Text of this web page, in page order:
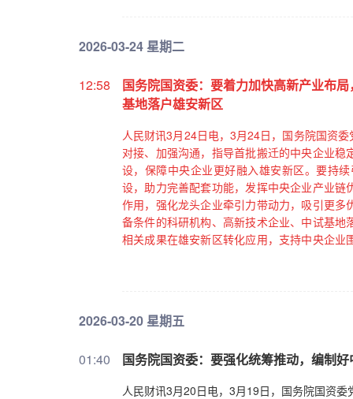
2026-03-24 星期二
12:58
国务院国资委：要着力加快高新产业布
基地落户雄安新区
人民财讯3月24日电，3月24日，国务院国资
对接、加强沟通，指导首批搬迁的中央企业
设，保障中央企业更好融入雄安新区。要持
设，助力完善配套功能，发挥中央企业产业
作用，强化龙头企业牵引力带动力，吸引更
备条件的科研机构、高新技术企业、中试基
相关成果在雄安新区转化应用，支持中央企
2026-03-20 星期五
01:40 国务院国资委：要强化统筹推动，编制
人民财讯3月20日电，3月19日，国务院国资